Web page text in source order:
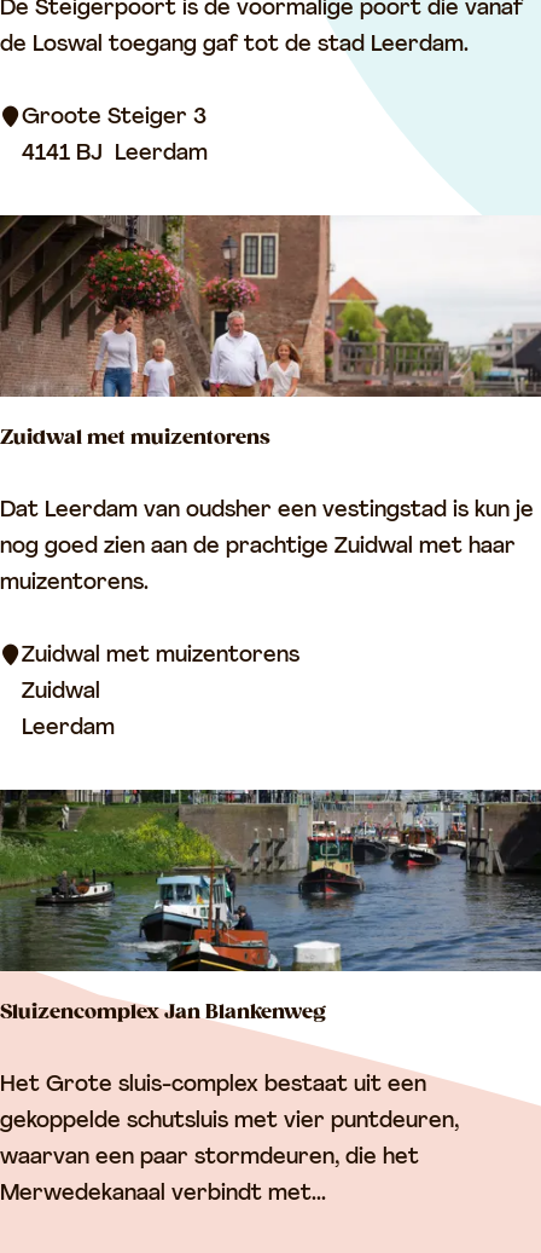
l
g
r
e
n
S
t
i
r
p
o
o
r
De Steigerpoort is de voormalige poort die vanaf
de Loswal toegang gaf tot de stad Leerdam.
Groote Steiger 3
4141 BJ
Leerdam
Zuidwal met muizentorens
Z
u
i
w
e
t
m
u
i
e
t
o
r
e
Dat Leerdam van oudsher een vestingstad is kun je
nog goed zien aan de prachtige Zuidwal met haar
muizentorens.
Zuidwal met muizentorens
Zuidwal
Leerdam
Sluizencomplex Jan Blankenweg
S
l
u
Het Grote sluis-complex bestaat uit een
gekoppelde schutsluis met vier puntdeuren,
waarvan een paar stormdeuren, die het
Merwedekanaal verbindt met...